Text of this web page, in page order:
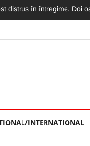
sau Jandarmerie”
INTERNATIONAL